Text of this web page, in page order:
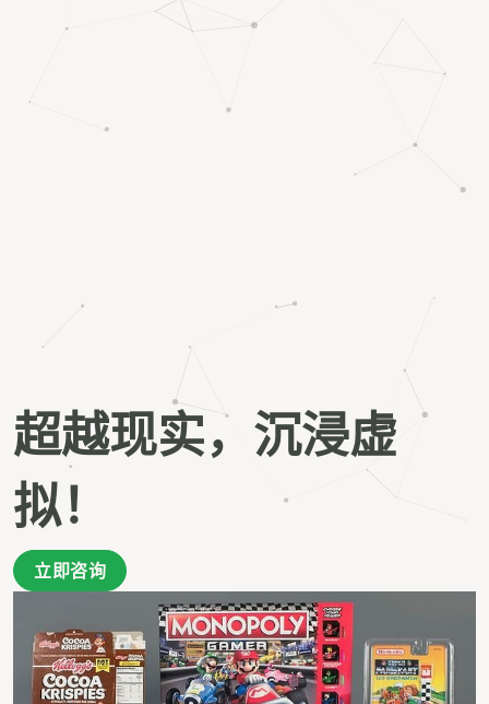
超越现实，沉浸虚
拟！
立即咨询